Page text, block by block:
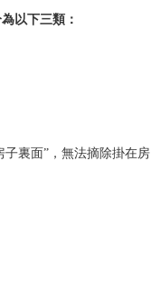
以下三類：
裏面”，無法摘除掛在房